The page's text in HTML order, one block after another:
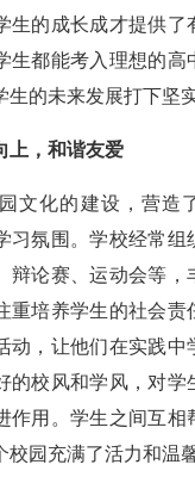
生的成长成才提供了
生都能考入理想的高
的未来发展打下坚
上，和谐友爱
文化的建设，营造
习氛围。学校经常组
辩论赛、运动会等，
重培养学生的社会责
动，让他们在实践中
的校风和学风，对学
作用。学生之间互相
园充满了活力和温馨